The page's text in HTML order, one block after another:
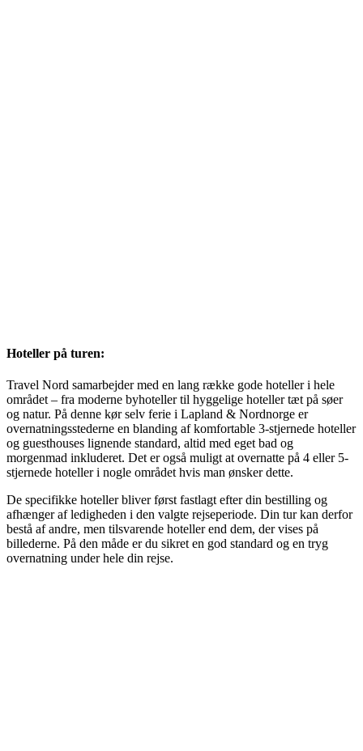
Hoteller på turen:
Travel Nord samarbejder med en lang række gode hoteller i hele
området – fra moderne byhoteller til hyggelige hoteller tæt på søer
og natur. På denne kør selv ferie i Lapland & Nordnorge er
overnatningsstederne en blanding af komfortable 3-stjernede hoteller
og guesthouses lignende standard, altid med eget bad og
morgenmad inkluderet. Det er også muligt at overnatte på 4 eller 5-
stjernede hoteller i nogle området hvis man ønsker dette.
De specifikke hoteller bliver først fastlagt efter din bestilling og
afhænger af ledigheden i den valgte rejseperiode. Din tur kan derfor
bestå af andre, men tilsvarende hoteller end dem, der vises på
billederne. På den måde er du sikret en god standard og en tryg
overnatning under hele din rejse.